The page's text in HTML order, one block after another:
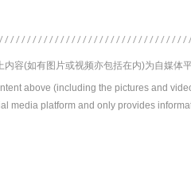
内容(如有图片或视频亦包括在内)为自媒体
above (including the pictures and
media platform and only provides